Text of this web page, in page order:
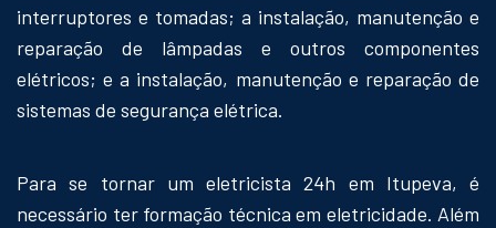
interruptores e tomadas; a instalação, manutenção e
reparação de lâmpadas e outros componentes
elétricos; e a instalação, manutenção e reparação de
sistemas de segurança elétrica.
Para se tornar um eletricista 24h em Itupeva, é
necessário ter formação técnica em eletricidade. Além